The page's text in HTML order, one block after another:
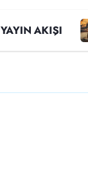
YAYIN AKIŞI